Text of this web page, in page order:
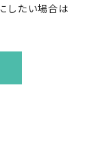
したい場合は